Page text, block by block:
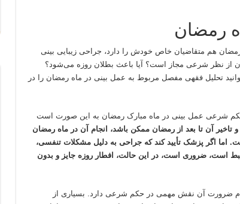
رمضان
هم متقاضیان خاص خودش را دارد، جراحی زیبایی بینی
از نظر شرعی مجاز است؟ آیا باعث بطلان روزه می‌شود؟
تحلیل فقهی مفصل مربوط به عمل بینی در ماه رمضان را در
حکم شرعی عمل بینی در ماه مبارک رمضان به این صورت است
تاخیر آن تا بعد از رمضان ممکن باشد، انجام آن در ماه رمضان
اگر پزشک تأیید کند که جراحی به دلیل مشکلات تنفسی،
است، ضروری است، در این حالت، افطار روزه جایز و بدون
ضرورت آن نقش مهمی در حکم شرعی دارد. بسیاری از